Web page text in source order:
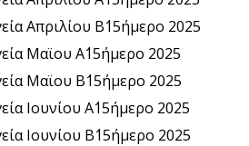
Απριλίου Β΄15ήμερο 2025
Μαϊου Α΄15ήμερο 2025
Μαϊου Β΄15ήμερο 2025
Ιουνίου Α΄15ήμερο 2025
Ιουνίου Β΄15ήμερο 2025